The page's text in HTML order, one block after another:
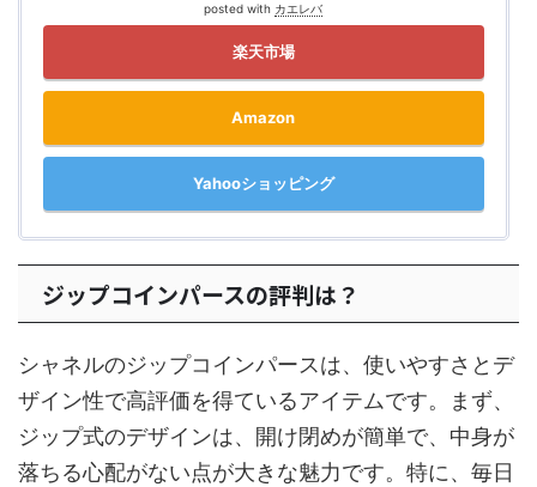
posted with カエレバ
楽天市場
Amazon
Yahooショッピング
ジップコインパースの評判は？
シャネルのジップコインパースは、使いやすさとデ
ザイン性で高評価を得ているアイテムです。まず、
ジップ式のデザインは、開け閉めが簡単で、中身が
落ちる心配がない点が大きな魅力です。特に、毎日